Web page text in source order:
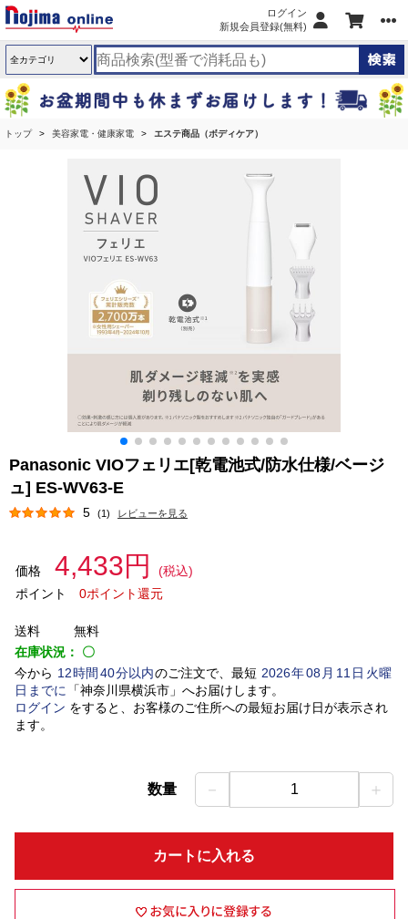
ログイン
新規会員登録(無料)
トップ 美容家電・健康家電 エステ商品（ボディケア）
Panasonic VIOフェリエ[乾電池式/防水仕様/ベージ
ュ] ES-WV63-E
5 (1) レビューを見る
価格 4,433円
(税込)
ポイント
0ポイント還元
送料
無料
在庫状況： 〇
今から 12時間 40分以内のご注文で、最短 2026年08 月 11 日火曜
日 までに 「神奈川県横浜市」 へお届けします。
ログイン をすると、お客様のご住所への最短お届け日が表示され
ます。
数量 － 1 ＋
カートに入れる